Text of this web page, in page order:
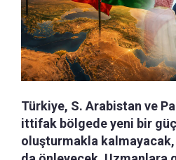
Türkiye, S. Arabistan ve
ittifak bölgede yeni bir
oluşturmakla